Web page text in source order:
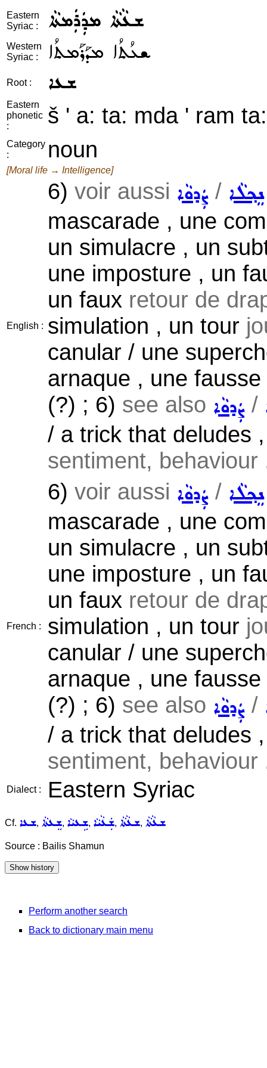
Eastern
Syriac :
ܫܥܵܬܵܐ ܡܕܲܪܲܡܬܵܐ
Western
Syriac :
ܫܥܳܬܳܐ ܡܕܰܪܰܡܬܳܐ
Root : ܫܥܐ
Eastern
phonetic
:
š ' a: ta: mda ' ram ta:
Category
:
noun
[Moral life → Intelligence]
English :
6) voir aussi ܨܲܕܘܵܐ / ܢܸܟ݂ܠܵܐ
mascarade , une
un simulacre , un
une imposture , un
un faux retour de
simulation , un tour
canular / une
arnaque , une
(?) ; 6) see also ܨܲܕܘܵܐ /
/ a trick that deludes
sentiment, behaviour
French :
6) voir aussi ܨܲܕܘܵܐ / ܢܸܟ݂ܠܵܐ
mascarade , une
un simulacre , un
une imposture , un
un faux retour de
simulation , un tour
canular / une
arnaque , une
(?) ; 6) see also ܨܲܕܘܵܐ /
/ a trick that deludes
sentiment, behaviour
Dialect : Eastern Syriac
Cf. ܫܥܐ, ܫܸܥܬܵܐ, ܫܹܥܝܵܐ, ܫܲܥܵܝܵܐ, ܫܥܵܬܵܐ, ܫܥܵܬܵܐ
Source : Bailis Shamun
Perform another search
Back to dictionary main menu